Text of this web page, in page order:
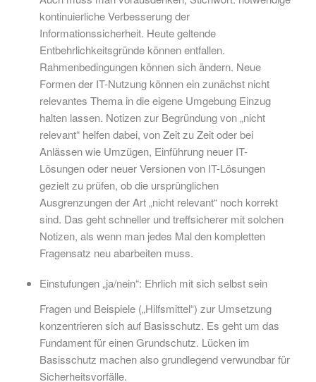
kontinuierliche Verbesserung der
Informationssicherheit. Heute geltende
Entbehrlichkeitsgründe können entfallen.
Rahmenbedingungen können sich ändern. Neue
Formen der IT-Nutzung können ein zunächst nicht
relevantes Thema in die eigene Umgebung Einzug
halten lassen. Notizen zur Begründung von „nicht
relevant“ helfen dabei, von Zeit zu Zeit oder bei
Anlässen wie Umzügen, Einführung neuer IT-
Lösungen oder neuer Versionen von IT-Lösungen
gezielt zu prüfen, ob die ursprünglichen
Ausgrenzungen der Art „nicht relevant“ noch korrekt
sind. Das geht schneller und treffsicherer mit solchen
Notizen, als wenn man jedes Mal den kompletten
Fragensatz neu abarbeiten muss.
Einstufungen „ja/nein“: Ehrlich mit sich selbst sein
Fragen und Beispiele („Hilfsmittel“) zur Umsetzung
konzentrieren sich auf Basisschutz. Es geht um das
Fundament für einen Grundschutz. Lücken im
Basisschutz machen also grundlegend verwundbar für
Sicherheitsvorfälle.